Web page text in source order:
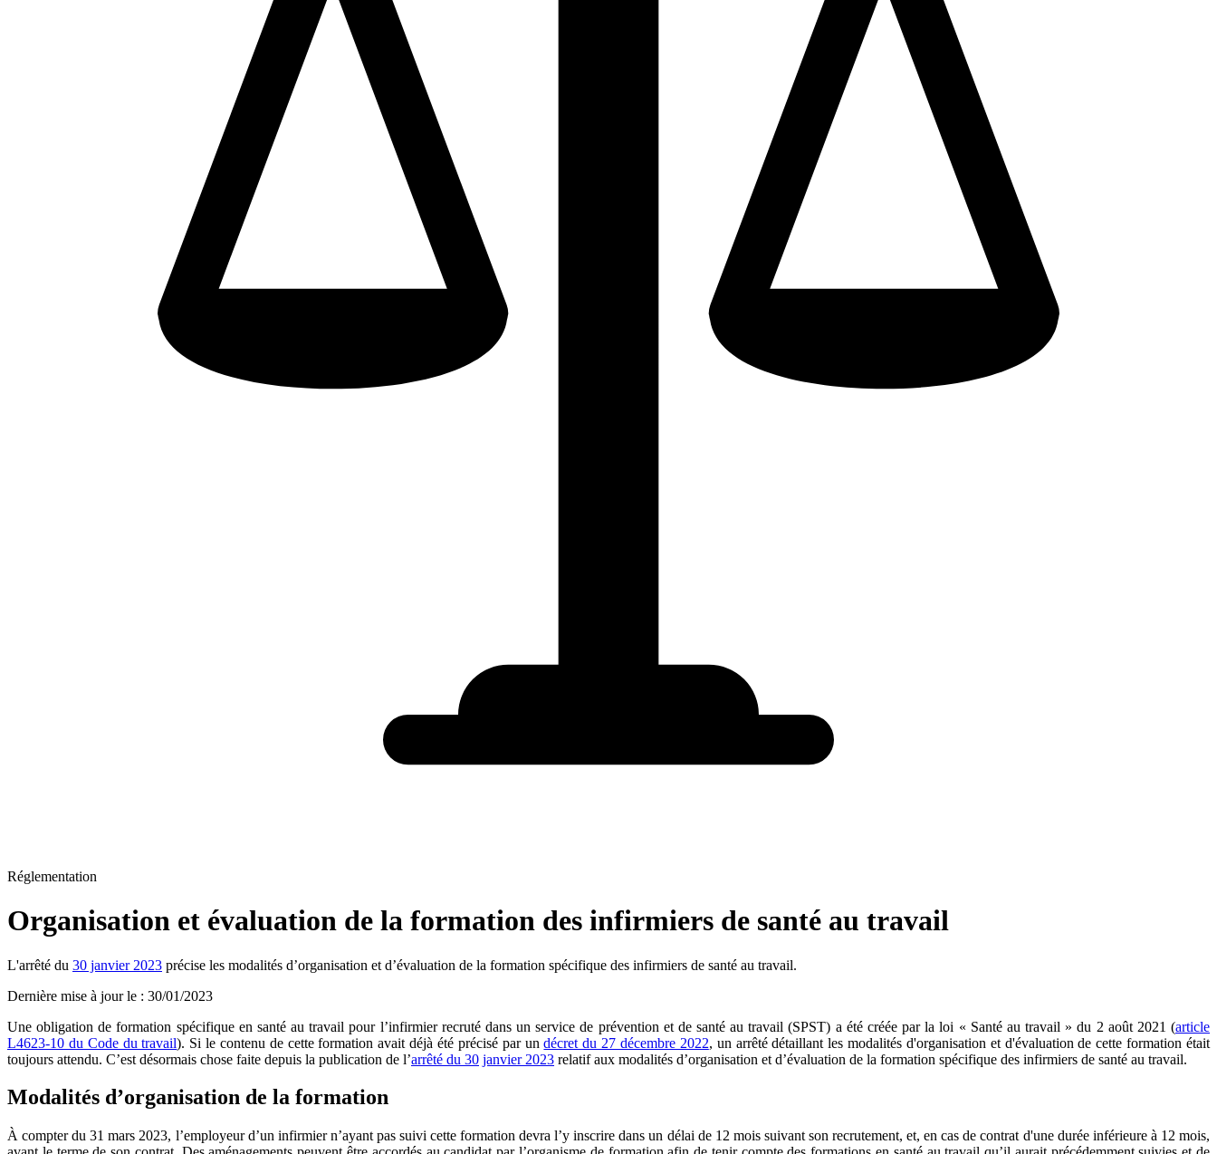
Réglementation
Organisation et évaluation de la formation des infirmiers de santé au travail
L'arrêté du 30 janvier 2023 précise les modalités d’organisation et d’évaluation de la formation spécifique des infirmiers de santé au travail.
Dernière mise à jour le : 30/01/2023
Une obligation de formation spécifique en santé au travail pour l’infirmier recruté dans un service de prévention et de santé au travail (SPST) a été créée par la loi « Santé au travail » du 2 août 2021 (article
L4623-10 du Code du travail). Si le contenu de cette formation avait déjà été précisé par undécret du 27 décembre 2022, un arrêté détaillant les modalités d'organisation et d'évaluation de cette formation était
toujours attendu. C’est désormais chose faite depuis la publication de l’arrêté du 30 janvier 2023 relatif aux modalités d’organisation et d’évaluation de la formation spécifique des infirmiers de santé au travail.
Modalités d’organisation de la formation
À compter du 31 mars 2023, l’employeur d’un infirmier n’ayant pas suivi cette formation devra l’y inscrire dans un délai de 12 mois suivant son recrutement, et, en cas de contrat d'une durée inférieure à 12 mois,